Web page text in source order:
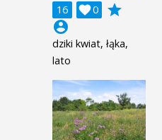
16 0

grade
account_circle
dziki kwiat, łąka,
lato